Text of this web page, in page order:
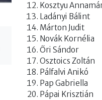
Kosztyu
Ladányi Bálint
Márton Judit
Novák Kornélia
Őri Sándor
Osztoics Zoltán
Pálfalvi Anikó
Pap Gabriella
Pápai Krisztián